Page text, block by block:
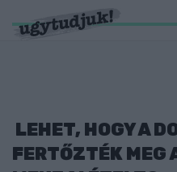
LEHET, HOGY A
FERTŐZTÉK MEG